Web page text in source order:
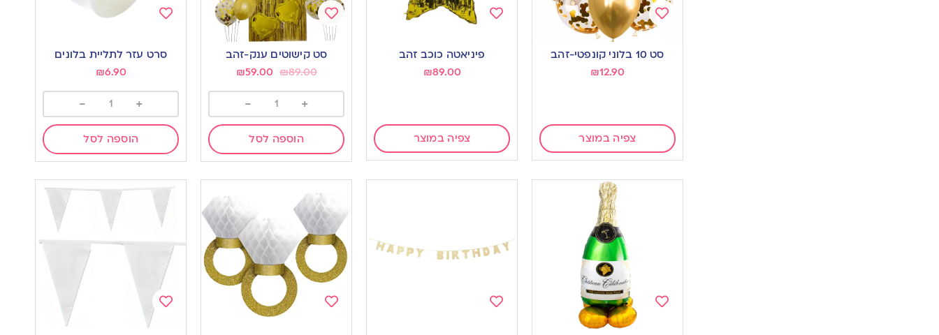
Add
סט 10 בלוני קונפטי-זהב
₪12.90
צפיה במוצר
פיניאטה כוכב זהב
₪89.00
צפיה במוצר
Add
wishlist
סט קישוטים ענק-זהב
₪89.00
₪59.00
+
-
הוספה לסל
סרט עזר לתליית בלונים
₪6.90
+
-
הוספה לסל